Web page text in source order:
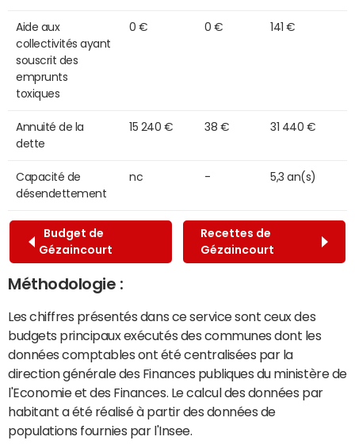
Aide aux
collectivités ayant
souscrit des
emprunts
toxiques
0 € 0 € 141 €
Annuité de la
dette
15 240 € 38 € 31 440 €
Capacité de
désendettement
nc - 5,3 an(s)
Budget de
Gézaincourt
Recettes de
Gézaincourt
Méthodologie :
Les chiffres présentés dans ce service sont ceux des
budgets principaux exécutés des communes dont les
données comptables ont été centralisées par la
direction générale des Finances publiques du ministère de
l'Economie et des Finances. Le calcul des données par
habitant a été réalisé à partir des données de
populations fournies par l'Insee.